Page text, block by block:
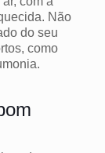
Não
do seu
como